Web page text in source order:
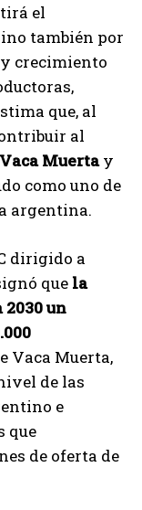
el
también por
crecimiento
que, al
al
Vaca Muertay
como uno de
argentina.
dirigido a
que la
un
Vaca Muerta,
de las
e
que
de oferta de